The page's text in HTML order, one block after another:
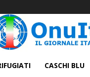
CASCHI BLU